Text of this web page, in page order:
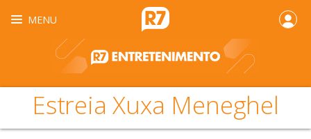
MENU
Estreia Xuxa Meneghel